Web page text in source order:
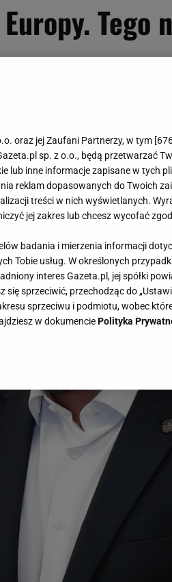
oraz jej Zaufani Partnerzy, w tym [
sp. z o.o., będą przetwarzać
lub inne informacje zapisane w tych
reklam dopasowanych do Twoich
treści w nich wyświetlanych.
jej zakres lub chcesz wycofać
badania i mierzenia informacji
Tobie usług. W określonych
interes Gazeta.pl, jej spółki
sprzeciwić, przechodząc do
sprzeciwu i podmiotu, wobec
w dokumenciePolityka
i przechowywanie plików cookie
Możesz w każdej chwili
twoimi preferencjami dot.
do „Ustawień
dane osobowe w następujących
charakterystyki urządzenia
Spersonalizowane reklamy i treści,